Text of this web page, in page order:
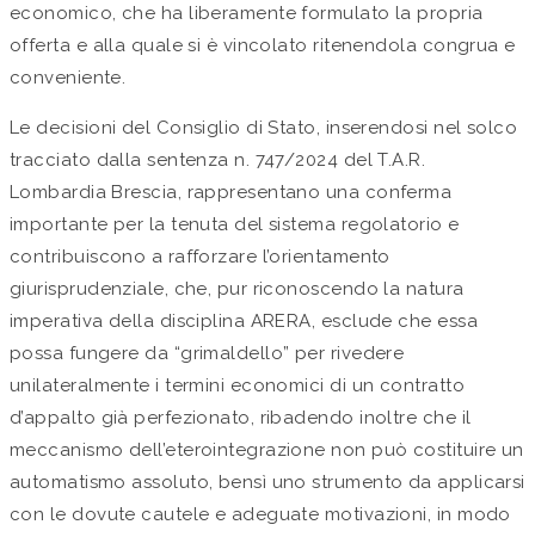
economico, che ha liberamente formulato la propria
offerta e alla quale si è vincolato ritenendola congrua e
conveniente.
Le decisioni del Consiglio di Stato, inserendosi nel solco
tracciato dalla sentenza n. 747/2024 del T.A.R.
Lombardia Brescia, rappresentano una conferma
importante per la tenuta del sistema regolatorio e
contribuiscono a rafforzare l’orientamento
giurisprudenziale, che, pur riconoscendo la natura
imperativa della disciplina ARERA, esclude che essa
possa fungere da “grimaldello” per rivedere
unilateralmente i termini economici di un contratto
d’appalto già perfezionato, ribadendo inoltre che il
meccanismo dell’eterointegrazione non può costituire un
automatismo assoluto, bensì uno strumento da applicarsi
con le dovute cautele e adeguate motivazioni, in modo